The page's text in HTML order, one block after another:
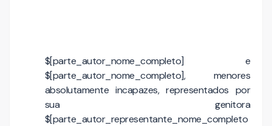
$[parte_autor_nome_completo] e
$[parte_autor_nome_completo], menores
absolutamente incapazes, representados por
sua genitora
$[parte_autor_representante_nome_completo